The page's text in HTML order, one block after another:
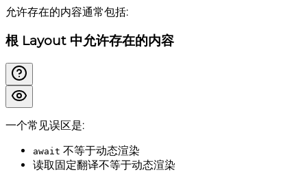
允许存在的内容通常包括:
根 Layout 中允许存在的内容
一个常见误区是:
await 不等于动态渲染
读取固定翻译不等于动态渲染